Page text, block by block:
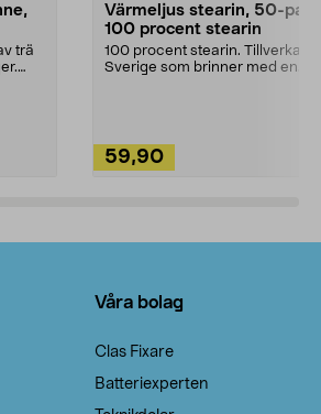
trä
Värmeljus stearin, 50-pack,
100 procent stearin
100 procent stearin. Tillverkade i
Sverige som brinner med en
59,90
Våra bolag
Clas Fixare
Batteriexperten